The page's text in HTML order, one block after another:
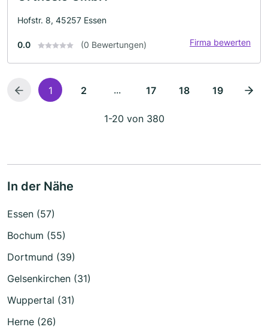
Hofstr. 8, 45257 Essen
0.0 (0 Bewertungen) Firma bewerten
1 2 ... 17 18 19
1-20 von 380
In der Nähe
Essen (57)
Bochum (55)
Dortmund (39)
Gelsenkirchen (31)
Wuppertal (31)
Herne (26)